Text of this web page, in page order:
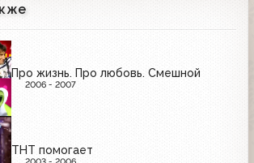
Про жизнь. Про любовь. Смешной
2006 - 2007
ТНТ помогает